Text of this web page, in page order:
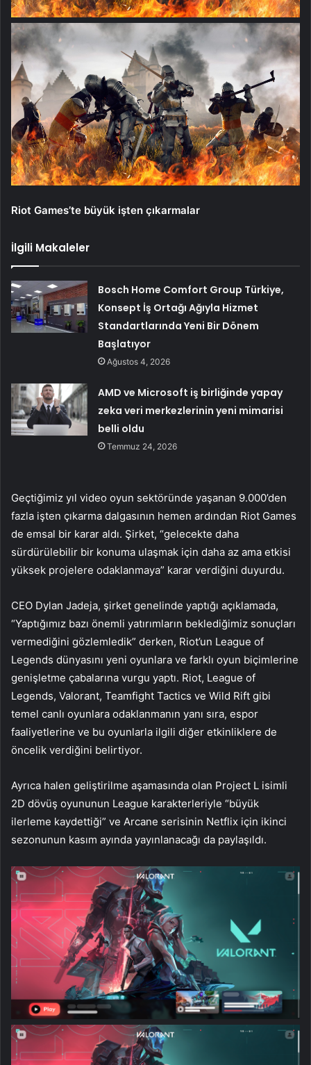
Riot Games’te büyük işten çıkarmalar
İlgili Makaleler
Bosch Home Comfort Group Türkiye,
Konsept İş Ortağı Ağıyla Hizmet
Standartlarında Yeni Bir Dönem
Başlatıyor
Ağustos 4, 2026
AMD ve Microsoft iş birliğinde yapay
zeka veri merkezlerinin yeni mimarisi
belli oldu
Temmuz 24, 2026
Geçtiğimiz yıl video oyun sektöründe yaşanan 9.000’den
fazla işten çıkarma dalgasının hemen ardından Riot Games
de emsal bir karar aldı. Şirket, “gelecekte daha
sürdürülebilir bir konuma ulaşmak için daha az ama etkisi
yüksek projelere odaklanmaya” karar verdiğini duyurdu.
CEO Dylan Jadeja, şirket genelinde yaptığı açıklamada,
“Yaptığımız bazı önemli yatırımların beklediğimiz sonuçları
vermediğini gözlemledik” derken, Riot’un League of
Legends dünyasını yeni oyunlara ve farklı oyun biçimlerine
genişletme çabalarına vurgu yaptı. Riot, League of
Legends, Valorant, Teamfight Tactics ve Wild Rift gibi
temel canlı oyunlara odaklanmanın yanı sıra, espor
faaliyetlerine ve bu oyunlarla ilgili diğer etkinliklere de
öncelik verdiğini belirtiyor.
Ayrıca halen geliştirilme aşamasında olan Project L isimli
2D dövüş oyununun League karakterleriyle “büyük
ilerleme kaydettiği” ve Arcane serisinin Netflix için ikinci
sezonunun kasım ayında yayınlanacağı da paylaşıldı.